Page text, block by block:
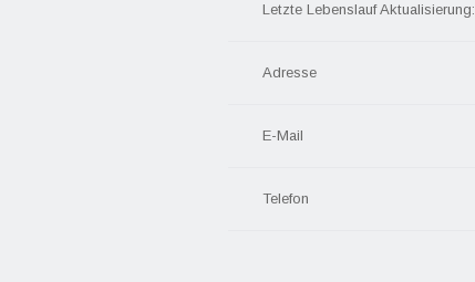
Letzte Lebenslauf Aktualisierung:
Adresse
E-Mail
Telefon